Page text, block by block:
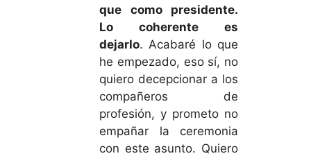
que como presidente.
Lo coherente es
dejarlo. Acabaré lo que
he empezado, eso sí, no
quiero decepcionar a los
compañeros de
profesión, y prometo no
empañar la ceremonia
con este asunto. Quiero